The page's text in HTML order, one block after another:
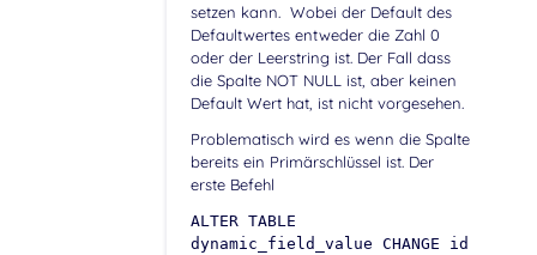
setzen kann. Wobei der Default des
Defaultwertes entweder die Zahl 0
oder der Leerstring ist. Der Fall dass
die Spalte NOT NULL ist, aber keinen
Default Wert hat, ist nicht vorgesehen.
Problematisch wird es wenn die Spalte
bereits ein Primärschlüssel ist. Der
erste Befehl
ALTER TABLE
dynamic_field_value CHANGE id